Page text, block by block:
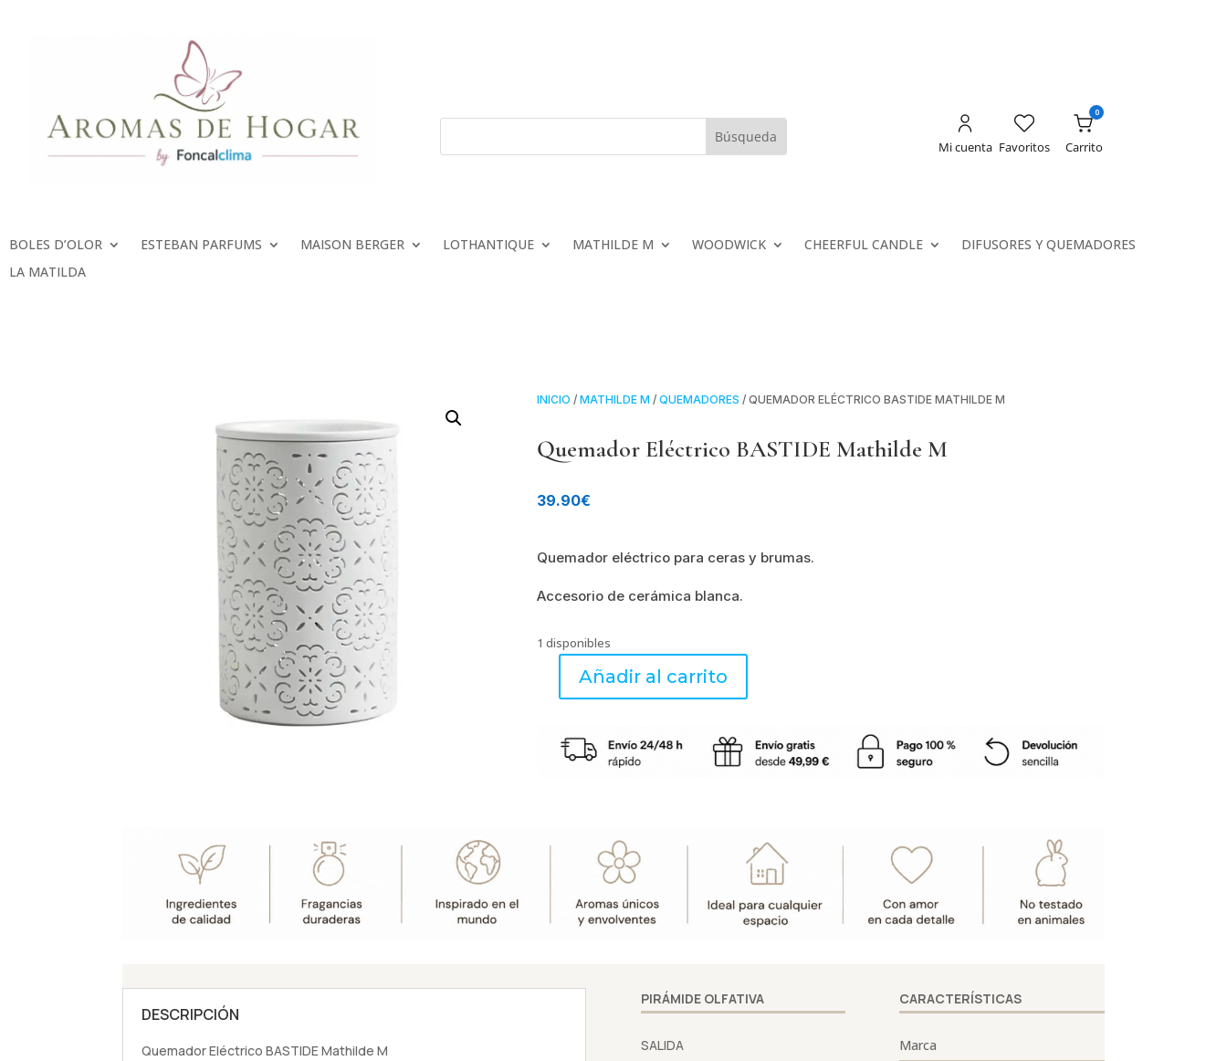
Mi cuenta Favoritos
0
Carrito
BOLES D’OLOR ESTEBAN PARFUMS MAISON BERGER LOTHANTIQUE MATHILDE M WOODWICK CHEERFUL CANDLE
DIFUSORES Y QUEMADORES
LA MATILDA
INICIO /MATHILDE M /QUEMADORES / QUEMADOR ELÉCTRICO BASTIDE MATHILDE M
Quemador Eléctrico BASTIDE Mathilde M
39.90€
Quemador eléctrico para ceras y brumas.
Accesorio de cerámica blanca.
1 disponibles
Quemador
Mathilde
Añadir al carrito
DESCRIPCIÓN
Quemador Eléctrico BASTIDE Mathilde M
PIRÁMIDE OLFATIVA
SALIDA
CARACTERÍSTICAS
Marca